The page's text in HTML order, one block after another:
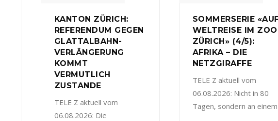
KANTON ZÜRICH:
REFERENDUM GEGEN
GLATTALBAHN-
VERLÄNGERUNG
KOMMT
VERMUTLICH
ZUSTANDE
TELE Z aktuell vom
06.08.2026: Die
SOMMERSERIE
WELTREISE IM ZOO
ZÜRICH» (4/5):
AFRIKA – DIE
NETZGIRAFFE
TELE Z aktuell vom
06.08.2026: Nicht in 80
Tagen, sondern an einem